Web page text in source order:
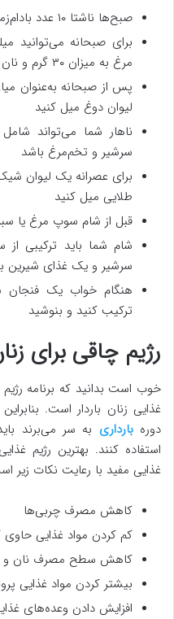
صبح‌ها ناشتا ۱۰ عدد بادام‌زمینی یا درختی میل کنید
برای صبحانه می‌توانید
مرغ به میزان ۳۰ گرم و نان چند غله به میزان ۲ تکه میل کنید
پس از صبحانه به‌عنوان
لیوان دوغ میل کنید
ناهار شما می‌تواند
سرشیر و تخم‌مرغ باشد
برای عصرانه یک لیوان
طلایی میل کنید
قبل از شام سوپ مرغ یا
شام شما باید ترکیبی
سرشیر و یک غذای شیرین
هنگام خواب یک فنجان
ترکیب کنید و بنوشید
رژیم چاقی برای
خوب است بدانید که برنامه رژیم
غذایی زنان باردار است.
دورهبارداری به سر می‌برند
استفاده کنند. بهترین رژیم
غذایی مفید با رعایت نکات زیر
کاهش مصرف چربی‌ها
کم کردن مواد غذایی حاوی
کاهش سطح مصرف نان و
بیشتر کردن مواد غذایی
افزایش دادن وعده‌های